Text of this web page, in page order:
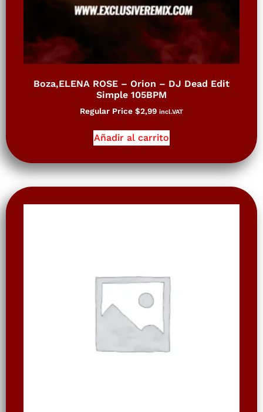
Boza,ELENA ROSE – Orion – DJ Dead Edit
Simple 105BPM
Regular Price $2,99 incl.VAT
Añadir al carrito